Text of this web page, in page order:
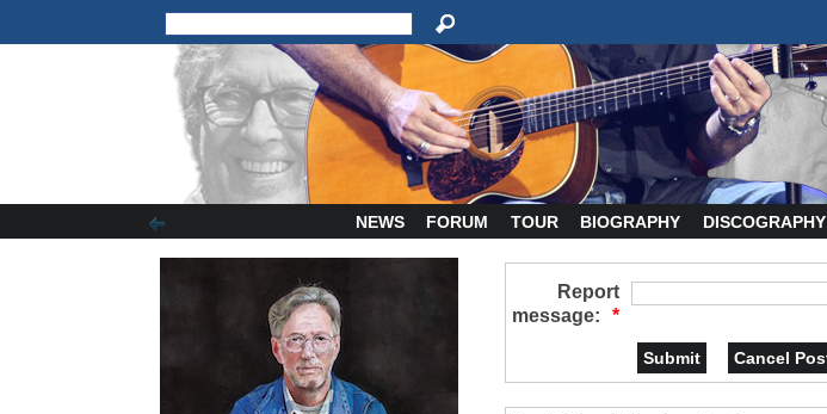
NEWS FORUM TOUR BIOGRAPHY DISCOGRAPHY
Report
message:
*